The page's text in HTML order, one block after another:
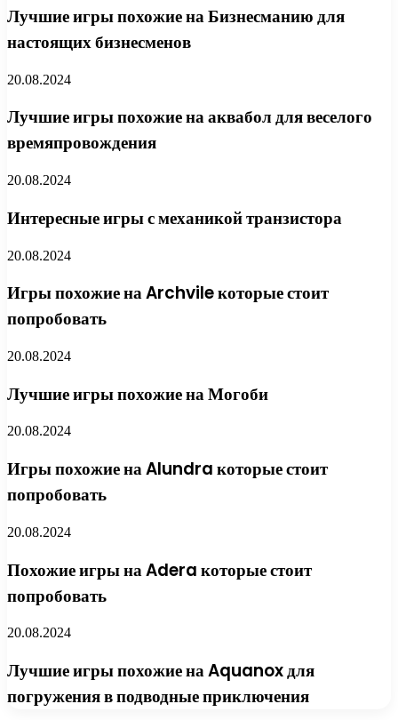
Лучшие игры похожие на Бизнесманию для
настоящих бизнесменов
20.08.2024
Лучшие игры похожие на аквабол для веселого
времяпровождения
20.08.2024
Интересные игры с механикой транзистора
20.08.2024
Игры похожие на Archvile которые стоит
попробовать
20.08.2024
Лучшие игры похожие на Могоби
20.08.2024
Игры похожие на Alundra которые стоит
попробовать
20.08.2024
Похожие игры на Adera которые стоит
попробовать
20.08.2024
Лучшие игры похожие на Aquanox для
погружения в подводные приключения